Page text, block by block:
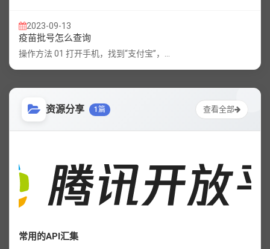
2023-09-13
疫苗批号怎么查询
操作方法 01 打开手机，找到“支付宝”，...
资源分享 1篇 查看全部
常用的API汇集